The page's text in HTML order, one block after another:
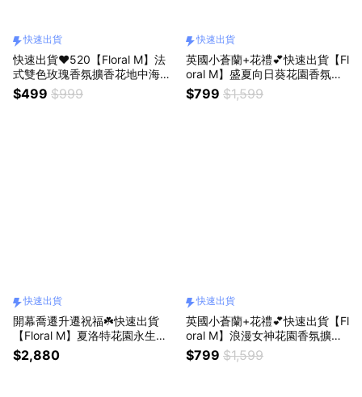
快速出貨
快速出貨❤️520【Floral M】法
式雙色玫瑰香氛擴香花地中海藍
（贈送5ml香氛油）獅子座生日
快樂
$499 $999
快速出貨
英國小蒼蘭+花禮💕快速出貨【Fl
oral M】盛夏向日葵花園香氛擴
香花禮盒 獅子座生日禮物
$799 $1,599
快速出貨
開幕喬遷升遷祝福☘️快速出貨
【Floral M】夏洛特花園永生花
禮 獅子座生日禮物
$2,880
快速出貨
英國小蒼蘭+花禮💕快速出貨【Fl
oral M】浪漫女神花園香氛擴香
禮盒 獅子座生日禮物
$799 $1,599